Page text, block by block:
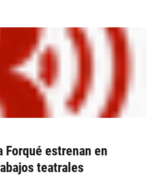
Forqué estrenan en
teatrales